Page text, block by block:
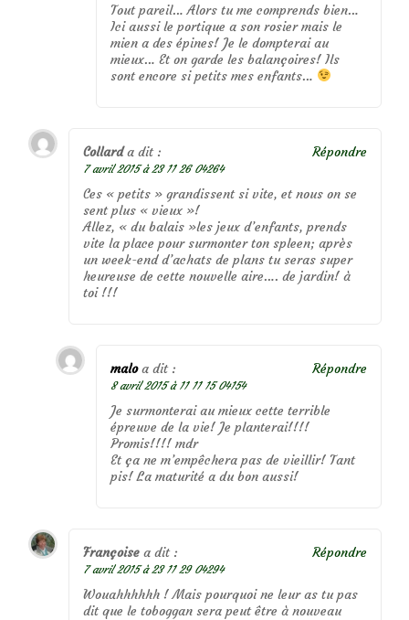
Tout pareil… Alors tu me comprends bien…
Ici aussi le portique a son rosier mais le
mien a des épines! Je le dompterai au
mieux… Et on garde les balançoires! Ils
sont encore si petits mes enfants…
Collard a dit :
7 avril 2015 à 23 11 26 04264
Ces « petits » grandissent si vite, et nous on se
sent plus « vieux »!
Allez, « du balais »les jeux d’enfants, prends
vite la place pour surmonter ton spleen; après
un week-end d’achats de plans tu seras super
heureuse de cette nouvelle aire…. de jardin! à
toi !!!
Répondre
malo a dit :
8 avril 2015 à 11 11 15 04154
Je surmonterai au mieux cette terrible
épreuve de la vie! Je planterai!!!!
Promis!!!! mdr
Et ça ne m’empêchera pas de vieillir! Tant
pis! La maturité a du bon aussi!
Répondre
Françoise a dit :
7 avril 2015 à 23 11 29 04294
Wouahhhhhh ! Mais pourquoi ne leur as tu pas
dit que le toboggan sera peut être à nouveau
Répondre